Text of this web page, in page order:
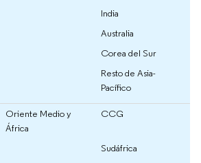
India
Australia
Corea del Sur
Resto de Asia-
Pacífico
Oriente Medio y
África
CCG
Sudáfrica